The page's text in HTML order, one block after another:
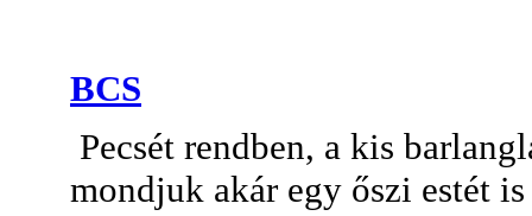
BCS
Pecsét rendben, a kis
mondjuk akár egy őszi estét